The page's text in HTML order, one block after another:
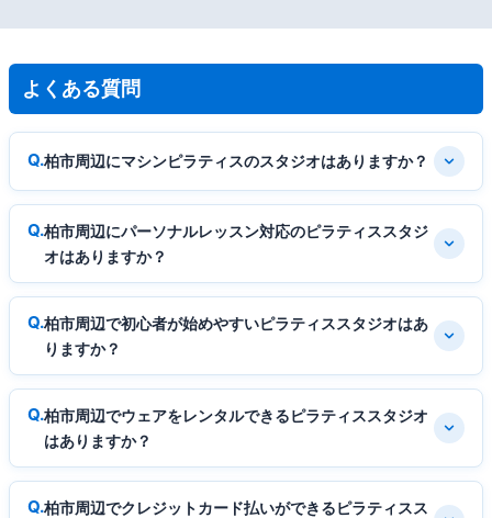
よくある質問
柏市周辺にマシンピラティスのスタジオはありますか？
柏市周辺にパーソナルレッスン対応のピラティススタジ
オはありますか？
柏市周辺で初心者が始めやすいピラティススタジオはあ
りますか？
柏市周辺でウェアをレンタルできるピラティススタジオ
はありますか？
柏市周辺でクレジットカード払いができるピラティスス